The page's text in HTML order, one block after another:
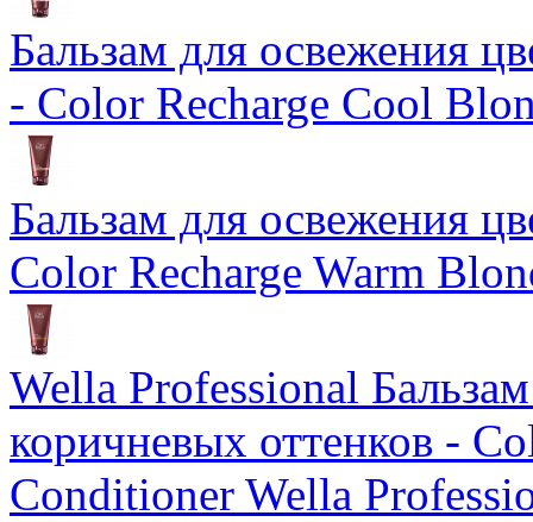
Бальзам для освежения
- Color Recharge Cool
Бальзам для освежения
Color Recharge Warm
Wella Professional
коричневых оттенков -
Conditioner Wella